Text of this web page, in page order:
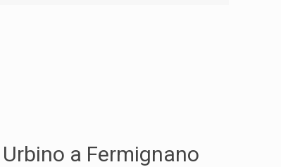
a Fermignano